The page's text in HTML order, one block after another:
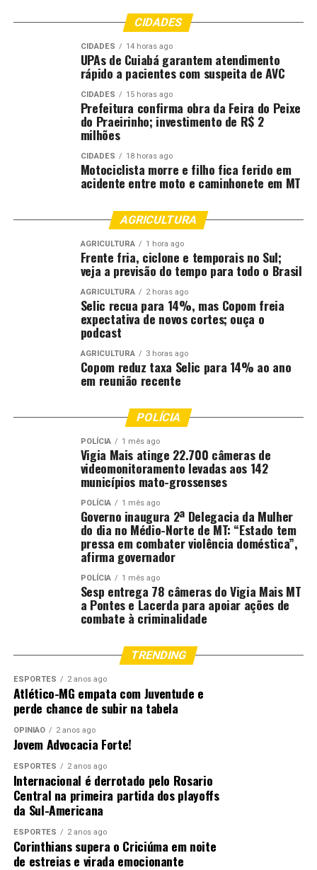
hora”, resumiu a assessora técnico-jurídica Juliana de
A dona de casa Roseli Lauermann, 49, e
sua mãe Iraci Lauermann, 77, foram ao
mutirão para solicitar a segunda via da
carteira de identidade e descobriram que
precisavam, primeiro, obter a segunda via
da certidão de nascimento, pois os
documentos já estavam muito antigos.
Para surpresa delas, ambos os serviços
estavam disponíveis no mutirão. O RG
sendo oferecido pela equipe da Perícia
Oficial e Identificação Técnica (Politec) e a
solicitação da segunda via de certidão de
nascimento e de casamento por parte da
Justiça Comunitária.
Presente durante todo o mutirão, o
gerente de Almoxarifado da Prefeitura de
Paranatinga, Rodrigo Maciel, destacou a
importância do projeto chegar àquela
urbana é o principal desafio para as
pessoas terem acesso a serviços básicos.
“O prefeito e a nossa chefe
de gabinete não puderam
vir, mas falaram pra eu vir
garantir todo auxílio que o
Município pode dar, porque
essa é uma parceria para
que a nossa população seja
atendida. Nada melhor do
que ver as pessoas sendo
atendidas, pessoas que
tinham casos que iriam
demorar anos e anos e aqui
resolveram rápido. Então, é
gratificante pra todos e pro
nosso município,
principalmente porque dar
o melhor pra nossa
população é o que a gente
sempre quis. O doutor Tony,
a equipe dele e todo mundo
que atendeu a todos com
carinho e amor estão de
parabéns. A gente vê que
todo mundo gosta muito do
que faz”, comentou.
CIDADES
CIDADES 14 horas ago
UPAs de Cuiabá garantem atendimento
rápido a pacientes com suspeita de AVC
CIDADES 15 horas ago
Prefeitura confirma obra da Feira do Peixe
do Praeirinho; investimento de R$ 2
milhões
CIDADES 18 horas ago
Motociclista morre e filho fica ferido em
acidente entre moto e caminhonete em MT
AGRICULTURA
AGRICULTURA 1 hora ago
Frente fria, ciclone e temporais no Sul;
veja a previsão do tempo para todo o Brasil
AGRICULTURA 2 horas ago
Selic recua para 14%, mas Copom freia
expectativa de novos cortes; ouça o
podcast
AGRICULTURA 3 horas ago
Copom reduz taxa Selic para 14% ao ano
em reunião recente
POLÍCIA
POLÍCIA 1 mês ago
Vigia Mais atinge 22.700 câmeras de
videomonitoramento levadas aos 142
municípios mato-grossenses
POLÍCIA 1 mês ago
Governo inaugura 2ª Delegacia da Mulher
do dia no Médio-Norte de MT: “Estado tem
pressa em combater violência doméstica”,
afirma governador
POLÍCIA 1 mês ago
Sesp entrega 78 câmeras do Vigia Mais MT
a Pontes e Lacerda para apoiar ações de
combate à criminalidade
TRENDING
ESPORTES 2 anos ago
Atlético-MG empata com Juventude e
perde chance de subir na tabela
OPINIÃO 2 anos ago
Jovem Advocacia Forte!
ESPORTES 2 anos ago
Internacional é derrotado pelo Rosario
Central na primeira partida dos playoffs
da Sul-Americana
ESPORTES 2 anos ago
Corinthians supera o Criciúma em noite
de estreias e virada emocionante